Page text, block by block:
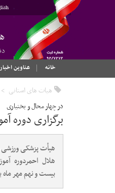
خانه
عناوین اخبار
هیات های استانی
در چهار محال و بختیاری
برگزاری دوره
هیأت پزشکی
هلال احمردوره
بیست و نهم مهر ماه